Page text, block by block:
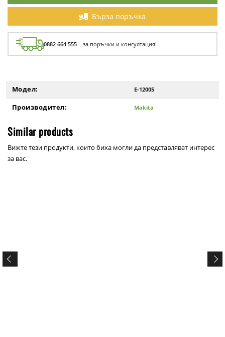
Бърза поръчка
0882 664 555 – за поръчки и консултация!
Модел: E-12005
Производител: Makita
Similar products
Вижте тези продукти, които биха могли да представляват интерес
за вас.